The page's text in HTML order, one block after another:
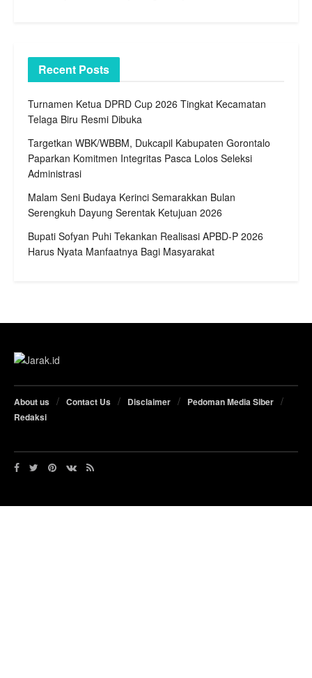
Recent Posts
Turnamen Ketua DPRD Cup 2026 Tingkat Kecamatan
Telaga Biru Resmi Dibuka
Targetkan WBK/WBBM, Dukcapil Kabupaten Gorontalo
Paparkan Komitmen Integritas Pasca Lolos Seleksi
Administrasi
Malam Seni Budaya Kerinci Semarakkan Bulan
Serengkuh Dayung Serentak Ketujuan 2026
Bupati Sofyan Puhi Tekankan Realisasi APBD-P 2026
Harus Nyata Manfaatnya Bagi Masyarakat
About us Contact Us Disclaimer
Pedoman Media Siber
Redaksi